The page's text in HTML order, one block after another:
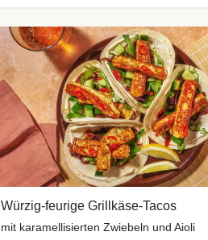
Würzig-feurige Grillkäse-Tacos
mit karamellisierten Zwiebeln und Aioli